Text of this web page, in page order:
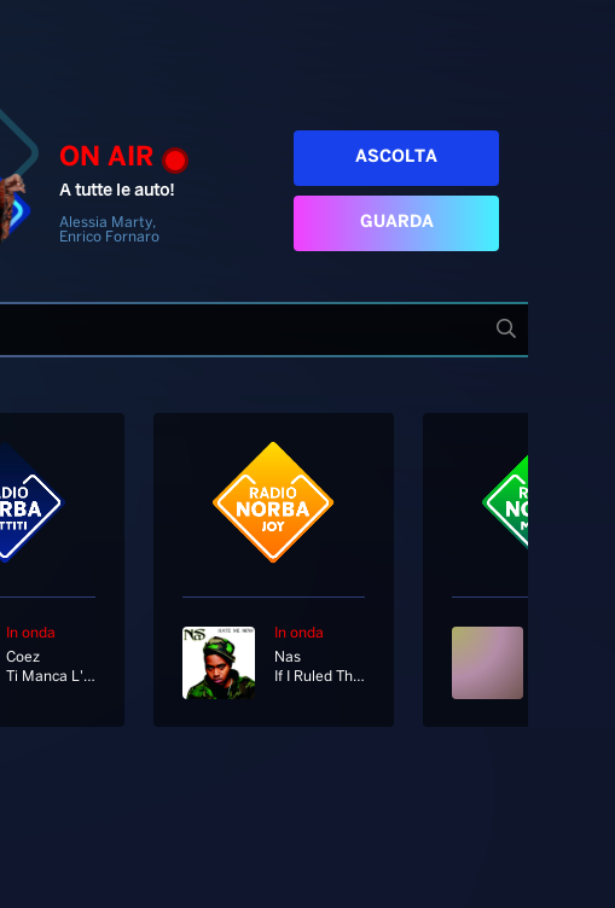
ON AIR
A tutte le auto!
Alessia Marty,
Enrico Fornaro
ASCOLTA
GUARDA
In onda
Coez
Ti Manca L'aria
In onda
Nas
If I Ruled The World (Imagine That)